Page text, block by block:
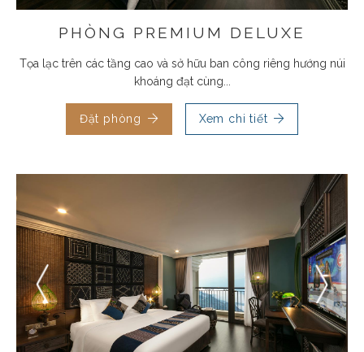
PHÒNG PREMIUM DELUXE
Tọa lạc trên các tầng cao và sở hữu ban công riêng hướng núi
khoáng đạt cùng...
Đặt phòng Xem chi tiết